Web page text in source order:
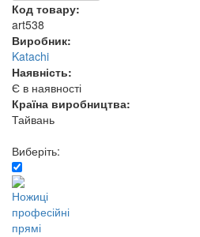
Код товару:
art538
Виробник:
Katachi
Наявність:
Є в наявності
Країна виробництва:
Тайвань
Виберіть: